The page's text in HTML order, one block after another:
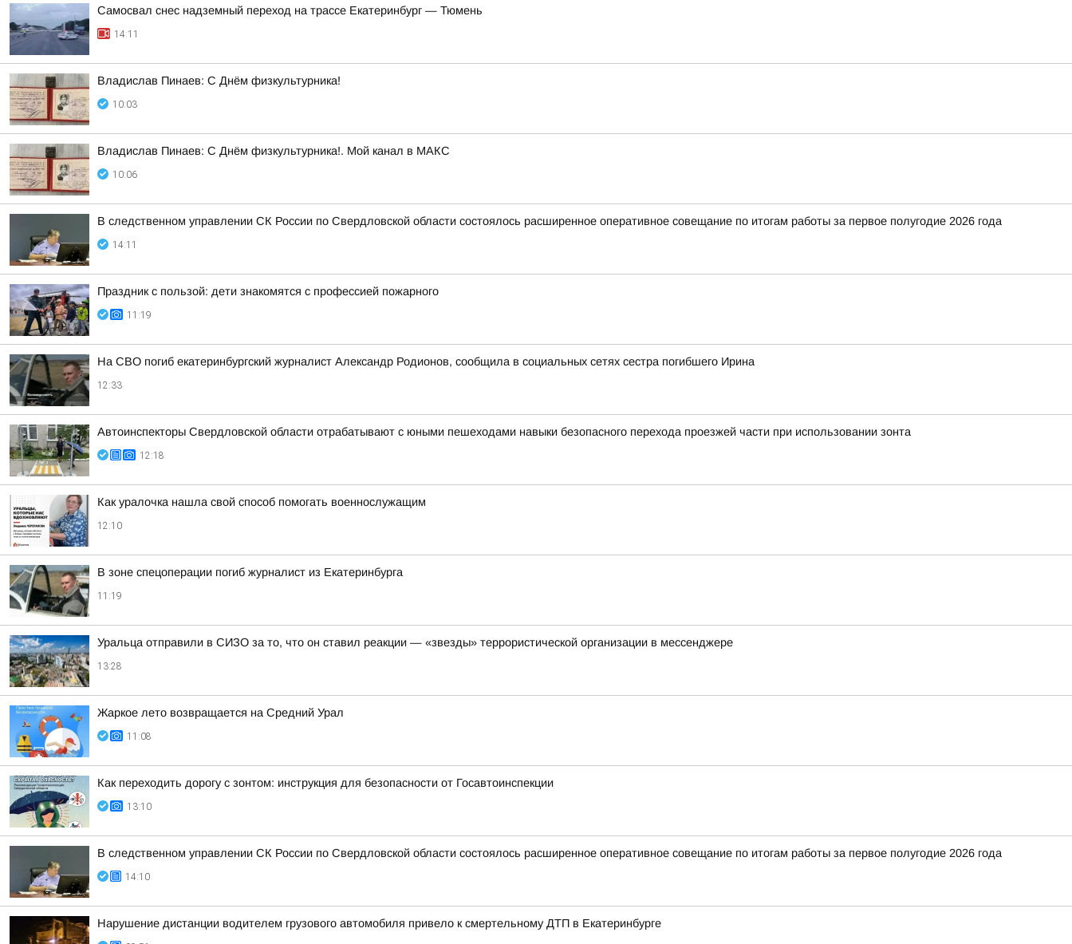
Самосвал снес надземный переход на трассе Екатеринбург — Тюмень
14:11
Владислав Пинаев: С Днём физкультурника!
10:03
Владислав Пинаев: С Днём физкультурника!. Мой канал в МАКС
10:06
В следственном управлении СК России по Свердловской области состоялось расширенное оперативное совещание по итогам работы за первое полугодие 2026 года
14:11
Праздник с пользой: дети знакомятся с профессией пожарного
11:19
На СВО погиб екатеринбургский журналист Александр Родионов, сообщила в социальных сетях сестра погибшего Ирина
12:33
Автоинспекторы Свердловской области отрабатывают с юными пешеходами навыки безопасного перехода проезжей части при использовании зонта
12:18
Как уралочка нашла свой способ помогать военнослужащим
12:10
В зоне спецоперации погиб журналист из Екатеринбурга
11:19
Уральца отправили в СИЗО за то, что он ставил реакции — «звезды» террористической организации в мессенджере
13:28
Жаркое лето возвращается на Средний Урал
11:08
Как переходить дорогу с зонтом: инструкция для безопасности от Госавтоинспекции
13:10
В следственном управлении СК России по Свердловской области состоялось расширенное оперативное совещание по итогам работы за первое полугодие 2026 года
14:10
Нарушение дистанции водителем грузового автомобиля привело к смертельному ДТП в Екатеринбурге